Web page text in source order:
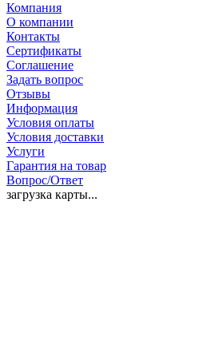
Компания
О компании
Контакты
Сертификаты
Соглашение
Задать вопрос
Отзывы
Информация
Условия оплаты
Условия доставки
Услуги
Гарантия на товар
Вопрос/Ответ
загрузка карты...